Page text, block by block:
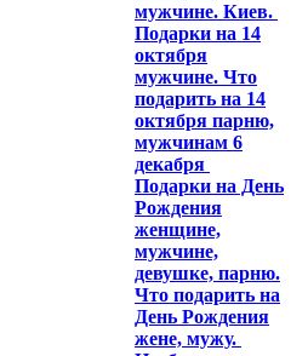
мужчине. Киев.
Подарки на 14
октября
мужчине. Что
подарить на 14
октября парню,
мужчинам 6
декабря
Подарки на День
Рождения
женщине,
мужчине,
девушке, парню.
Что подарить на
День Рождения
жене, мужу.